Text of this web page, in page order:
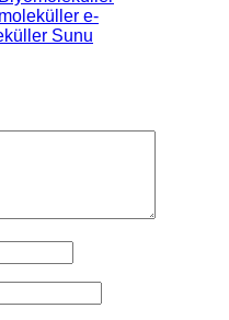
e-
Sunu